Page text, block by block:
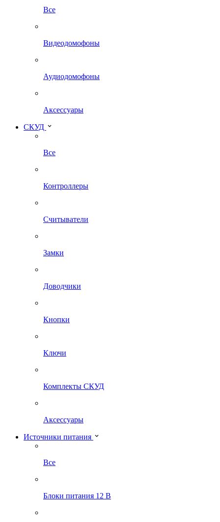
Все
Видеодомофоны
Аудиодомофоны
Аксессуары
СКУД
Все
Контроллеры
Считыватели
Замки
Доводчики
Кнопки
Ключи
Комплекты СКУД
Аксессуары
Источники питания
Все
Блоки питания 12 В